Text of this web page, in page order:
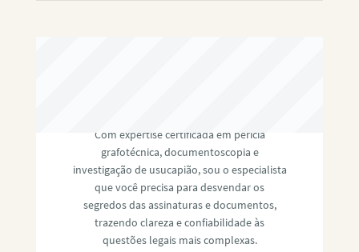
Com expertise certificada em perícia
grafotécnica, documentoscopia e
investigação de usucapião, sou o especialista
que você precisa para desvendar os
segredos das assinaturas e documentos,
trazendo clareza e confiabilidade às
questões legais mais complexas.